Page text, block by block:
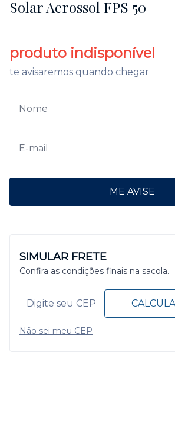
Solar Aerossol FPS 50
produto indisponível
te avisaremos quando chegar
ME AVISE
SIMULAR FRETE
Confira as condições finais na sacola.
Não sei meu CEP